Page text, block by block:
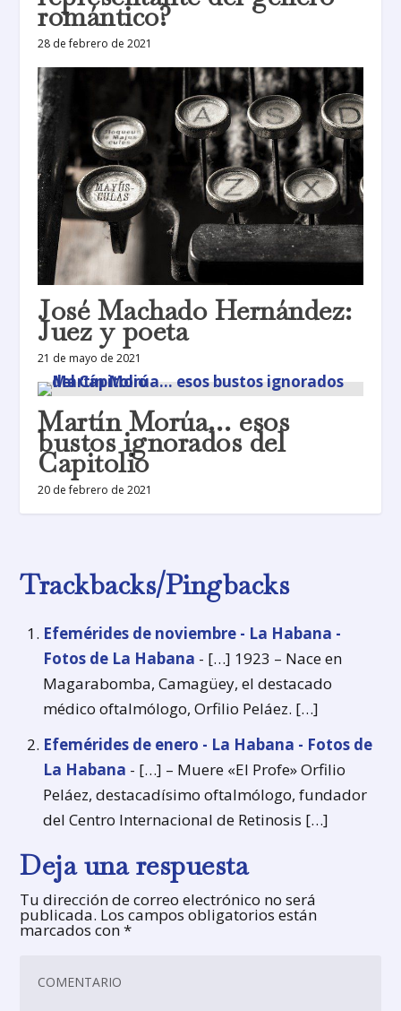
romántico?
28 de febrero de 2021
José Machado Hernández:
Juez y poeta
21 de mayo de 2021
Martín Morúa… esos
bustos ignorados del
Capitolio
20 de febrero de 2021
Trackbacks/Pingbacks
Efemérides de noviembre - La Habana -
Fotos de La Habana - […] 1923 – Nace en
Magarabomba, Camagüey, el destacado
médico oftalmólogo, Orfilio Peláez. […]
Efemérides de enero - La Habana - Fotos de
La Habana - […] – Muere «El Profe» Orfilio
Peláez, destacadísimo oftalmólogo, fundador
del Centro Internacional de Retinosis […]
Deja una respuesta
Tu dirección de correo electrónico no será
publicada. Los campos obligatorios están
marcados con*